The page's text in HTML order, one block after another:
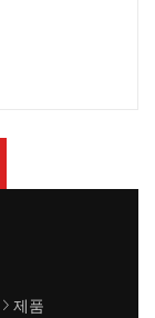
제품